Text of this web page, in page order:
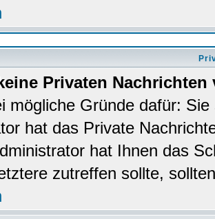
Privaten Nachrichten
mögliche Gründe dafür:
hat das Private
hat Ihnen das
zutreffen sollte,